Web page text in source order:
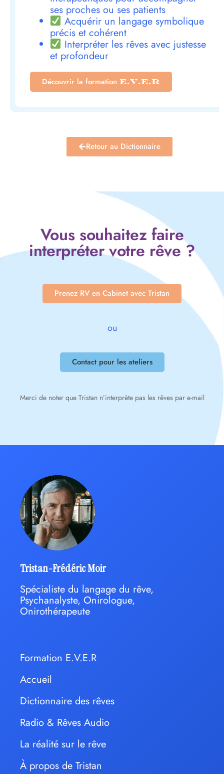
ses proches ou ses patients
Acquérir un langage symbolique
précis et cohérent
Interpréter les rêves avec justesse
et profondeur
Découvrir la formation E.V.E.R
Retour au Dictionnaire
Vous souhaitez faire
interpréter votre rêve ?
Prenez RV en Cabinet avec Tristan
ou
Contact pour les ateliers
Merci de noter que Tristan n’interprète pas les rêves par e-mail
Tristan-Frédéric Moir
Spécialiste du langage du rêve,
Psychanalyste, Onirologue,
Onirothérapeute
Formation E.V.E.R
Accueil
Dictionnaire des rêves
Radio & Rêves Audio
La réalité sur le rêve
À propos de Tristan